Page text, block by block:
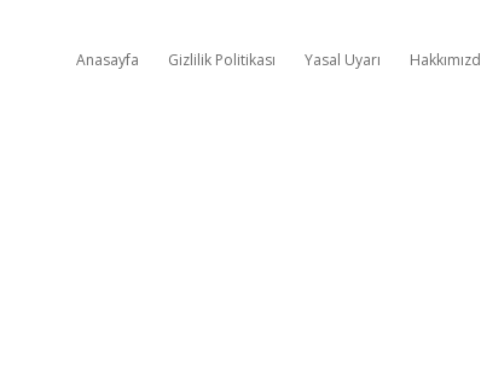
Anasayfa Gizlilik Politikası Yasal Uyarı